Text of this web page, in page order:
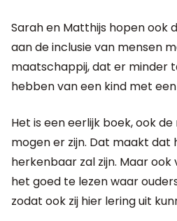
Sarah en Matthijs hopen ook
aan de inclusie van mensen
maatschappij, dat er minder
hebben van een kind met
Het is een eerlijk boek, ook
mogen er zijn. Dat maakt dat
herkenbaar zal zijn. Maar
het goed te lezen waar
zodat ook zij hier lering uit